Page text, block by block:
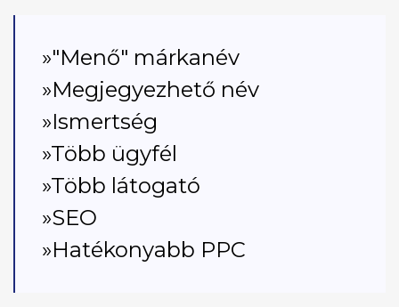
»"Menő" márkanév
»Megjegyezhető név
»Ismertség
»Több ügyfél
»Több látogató
»SEO
»Hatékonyabb PPC